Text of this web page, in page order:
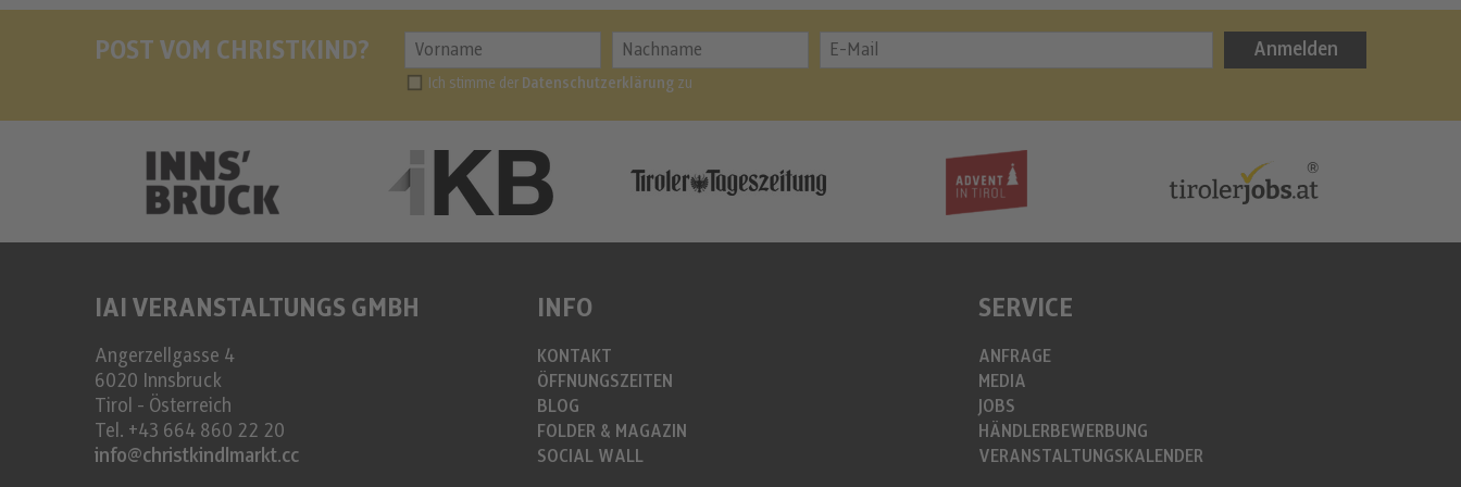
POST VOM CHRISTKIND? Anmelden
Ich stimme der Datenschutzerklärung zu
IAI VERANSTALTUNGS GMBH
Angerzellgasse 4
6020 Innsbruck
Tirol - Österreich
Tel. +43 664 860 22 20
info@christkindlmarkt.cc
INFO
KONTAKT
ÖFFNUNGSZEITEN
BLOG
FOLDER & MAGAZIN
SOCIAL WALL
SERVICE
ANFRAGE
MEDIA
JOBS
HÄNDLERBEWERBUNG
VERANSTALTUNGSKALENDER